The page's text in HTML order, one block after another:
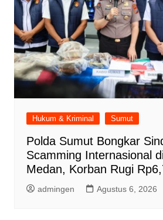
Hukum & Kriminal Sumut
Polda Sumut Bongkar
Scamming Internasional
Medan, Korban Rugi
admingen Agustus 6, 2026